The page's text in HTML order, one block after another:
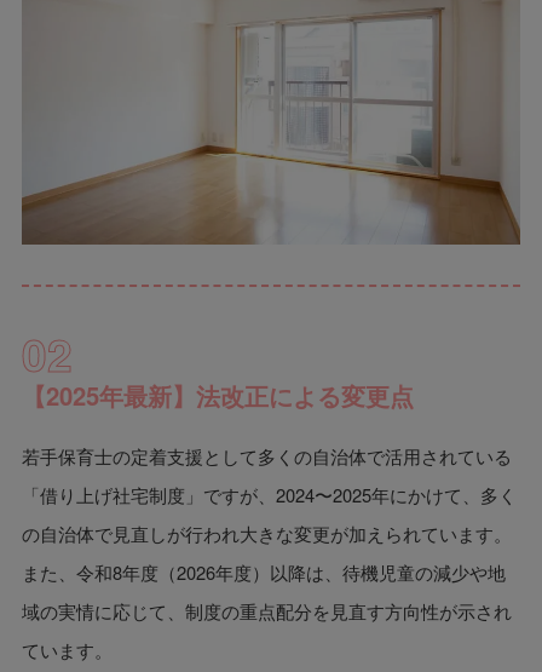
02
【2025年最新】法改正による変更点
若手保育士の定着支援として多くの自治体で活用されている
「借り上げ社宅制度」ですが、2024〜2025年にかけて、多く
の自治体で見直しが行われ大きな変更が加えられています。
また、令和8年度（2026年度）以降は、待機児童の減少や地
域の実情に応じて、制度の重点配分を見直す方向性が示され
ています。